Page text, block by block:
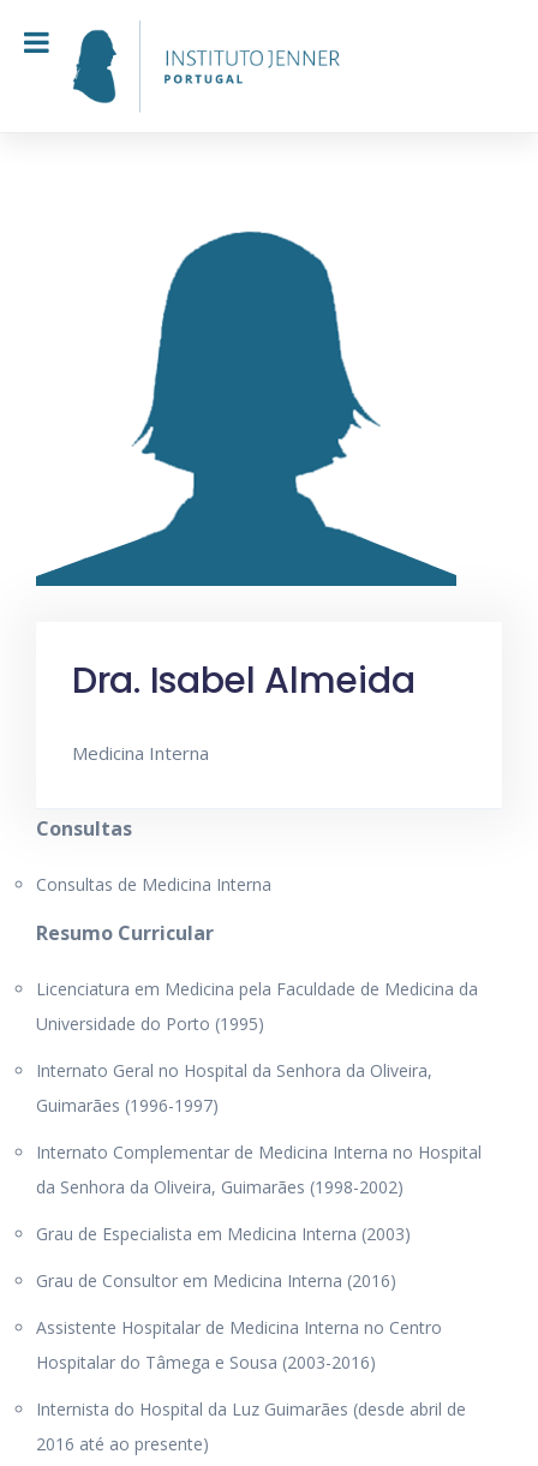
Dra. Isabel Almeida
Medicina Interna
Consultas
Consultas de Medicina Interna
Resumo Curricular
Licenciatura em Medicina pela Faculdade de Medicina da
Universidade do Porto (1995)
Internato Geral no Hospital da Senhora da Oliveira,
Guimarães (1996-1997)
Internato Complementar de Medicina Interna no Hospital
da Senhora da Oliveira, Guimarães (1998-2002)
Grau de Especialista em Medicina Interna (2003)
Grau de Consultor em Medicina Interna (2016)
Assistente Hospitalar de Medicina Interna no Centro
Hospitalar do Tâmega e Sousa (2003-2016)
Internista do Hospital da Luz Guimarães (desde abril de
2016 até ao presente)